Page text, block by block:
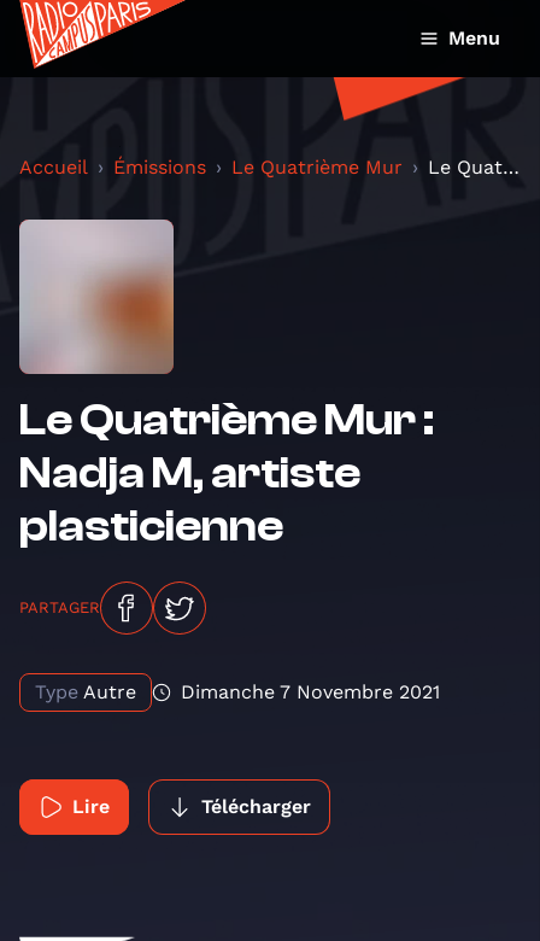
Menu
Accueil Émissions Le Quatrième Mur Le Quatrième Mur : Nadja M, artiste plasticienne
Le Quatrième Mur :
Nadja M, artiste
plasticienne
PARTAGER
Type Autre Dimanche 7 Novembre 2021
Lire Télécharger